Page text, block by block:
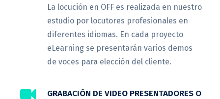
La locución en OFF es realizada en nuestro
estudio por locutores profesionales en
diferentes idiomas. En cada proyecto
eLearning se presentarán varios demos
de voces para elección del cliente.
GRABACIÓN DE VIDEO PRESENTADORES O